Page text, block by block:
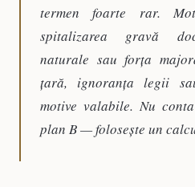
termen foarte rar.
spitalizarea gravă
naturale sau forța
țară, ignoranța legii
motive valabile. Nu
plan B — folosește un